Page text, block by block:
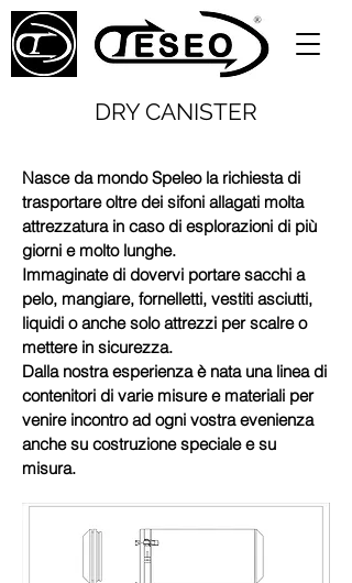
DRY CANISTER
Nasce da mondo Speleo la richiesta di
trasportare oltre dei sifoni allagati molta
attrezzatura in caso di esplorazioni di più
giorni e molto lunghe.
Immaginate di dovervi portare sacchi a
pelo, mangiare, fornelletti, vestiti asciutti,
liquidi o anche solo attrezzi per scalre o
mettere in sicurezza.
Dalla nostra esperienza è nata una linea di
contenitori di varie misure e materiali per
venire incontro ad ogni vostra evenienza
anche su costruzione speciale e su
misura.